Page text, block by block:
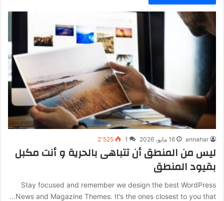
annahar 16 مايو، 2026 1 2٬525
ليس من المنطق أن تتباهى بالحرية و أنت مكبل
بقيود المنطق
Stay focused and remember we design the best WordPress
News and Magazine Themes. It’s the ones closest to you that…